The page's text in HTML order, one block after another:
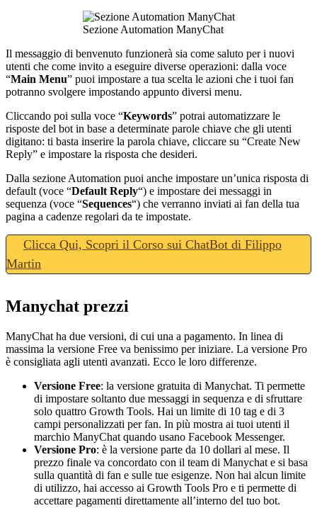
Sezione Automation ManyChat
Il messaggio di benvenuto funzionerà sia come saluto per i nuovi
utenti che come invito a eseguire diverse operazioni: dalla voce
“Main Menu” puoi impostare a tua scelta le azioni che i tuoi fan
potranno svolgere impostando appunto diversi menu.
Cliccando poi sulla voce “Keywords” potrai automatizzare le
risposte del bot in base a determinate parole chiave che gli utenti
digitano: ti basta inserire la parola chiave, cliccare su “Create New
Reply” e impostare la risposta che desideri.
Dalla sezione Automation puoi anche impostare un’unica risposta di
default (voce “Default Reply“) e impostare dei messaggi in
sequenza (voce “Sequences“) che verranno inviati ai fan della tua
pagina a cadenze regolari da te impostate.
Clicca Qui, Scopri il Corso sui ChatBot di Filippo
Martin
Manychat prezzi
ManyChat ha due versioni, di cui una a pagamento. In linea di
massima la versione Free va benissimo per iniziare. La versione Pro
è consigliata agli utenti avanzati. Ecco le loro differenze.
Versione Free: la versione gratuita di Manychat. Ti permette
di impostare soltanto due messaggi in sequenza e di sfruttare
solo quattro Growth Tools. Hai un limite di 10 tag e di 3
campi personalizzati per fan. In più mostra ai tuoi utenti il
marchio ManyChat quando usano Facebook Messenger.
Versione Pro: è la versione parte da 10 dollari al mese. Il
prezzo finale va concordato con il team di Manychat e si basa
sulla quantità di fan e sulle tue esigenze. Non hai alcun limite
di utilizzo, hai accesso ai Growth Tools Pro e ti permette di
accettare pagamenti direttamente all’interno del tuo bot.